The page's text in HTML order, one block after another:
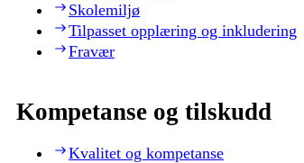
Skolemiljø
Tilpasset opplæring og inkludering
Fravær
Kompetanse og tilskudd
Kvalitet og kompetanse